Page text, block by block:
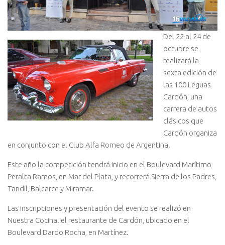
Del 22 al 24 de
octubre se
realizará la
sexta edición de
las 100 Leguas
Cardón, una
carrera de autos
clásicos que
Cardón organiza
en conjunto con el Club Alfa Romeo de Argentina.
Este año la competición tendrá inicio en el Boulevard Marítimo
Peralta Ramos, en Mar del Plata, y recorrerá Sierra de los Padres,
Tandil, Balcarce y Miramar.
Las inscripciones y presentación del evento se realizó en
Nuestra Cocina. el restaurante de Cardón, ubicado en el
Boulevard Dardo Rocha, en Martínez.